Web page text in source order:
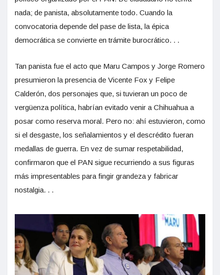
nada; de panista, absolutamente todo. Cuando la
convocatoria depende del pase de lista, la épica
democrática se convierte en trámite burocrático. . .
Tan panista fue el acto que Maru Campos y Jorge Romero
presumieron la presencia de Vicente Fox y Felipe
Calderón, dos personajes que, si tuvieran un poco de
vergüenza política, habrían evitado venir a Chihuahua a
posar como reserva moral. Pero no: ahí estuvieron, como
si el desgaste, los señalamientos y el descrédito fueran
medallas de guerra. En vez de sumar respetabilidad,
confirmaron que el PAN sigue recurriendo a sus figuras
más impresentables para fingir grandeza y fabricar
nostalgia. . .